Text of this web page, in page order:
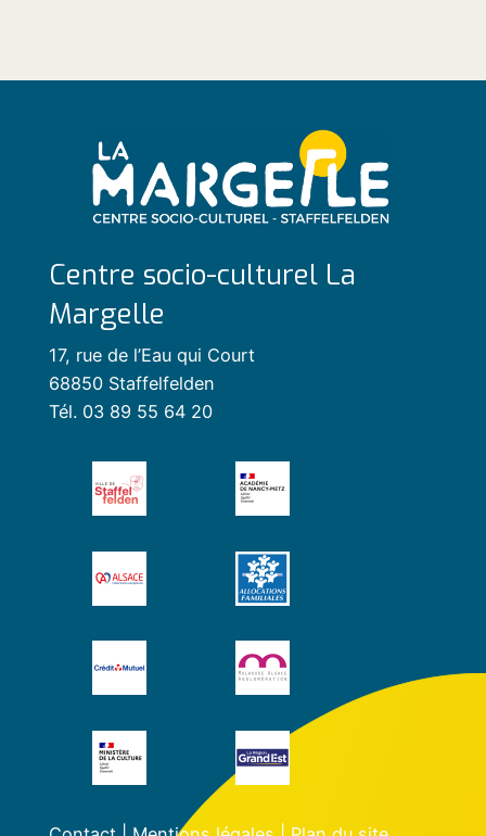
Centre socio-culturel La
Margelle
17, rue de l’Eau qui Court
68850 Staffelfelden
Tél. 03 89 55 64 20